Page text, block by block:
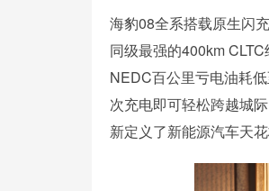
海豹08全系搭载原生闪
同级最强的400km
NEDC百公里亏电油耗
次充电即可轻松跨越城
新定义了新能源汽车天花